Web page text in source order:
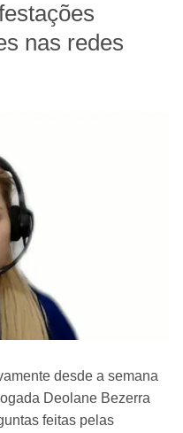
nas redes
desde a semana
Deolane Bezerra
feitas pelas